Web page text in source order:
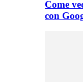
Come
con